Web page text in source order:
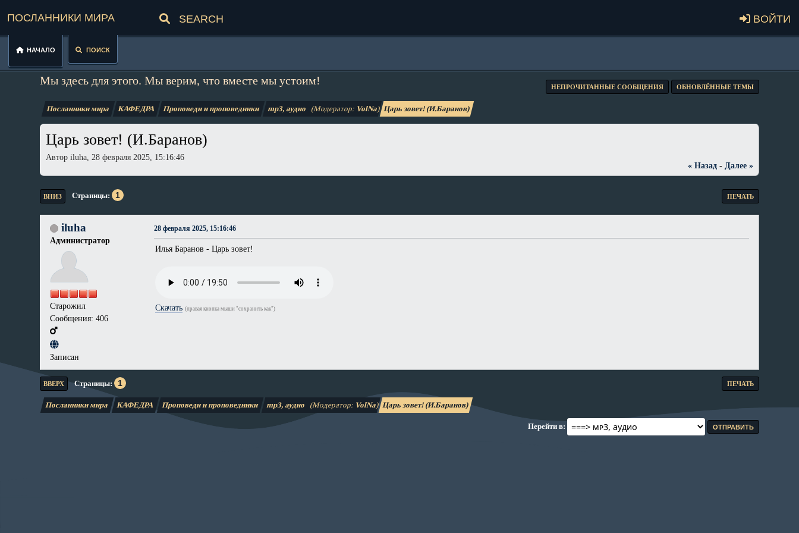
Посланники мира Войти
Начало Поиск
Мы здесь для этого. Мы верим, что вместе мы устоим! НЕПРОЧИТАННЫЕ СООБЩЕНИЯ ОБНОВЛЁННЫЕ ТЕМЫ
Посланники мира КАФЕДРА Проповеди и проповедники mp3, аудио (Модератор:VolNa) Царь зовет! (И.Баранов)
Царь зовет! (И.Баранов)
Автор iluha, 28 февраля 2025, 15:16:46
« Назад- Далее »
ПЕЧАТЬ
ВНИЗ Страницы 1
iluha
Администратор
Старожил
Сообщения: 406
Записан
28 февраля 2025, 15:16:46
Илья Баранов - Царь зовет!
Скачать (правая кнопка мыши "сохранить как")
ПЕЧАТЬ
ВВЕРХ Страницы 1
Посланники мира КАФЕДРА Проповеди и проповедники mp3, аудио (Модератор:VolNa) Царь зовет! (И.Баранов)
Перейти в